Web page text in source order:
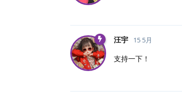
汪宇 15 5月
支持一下！